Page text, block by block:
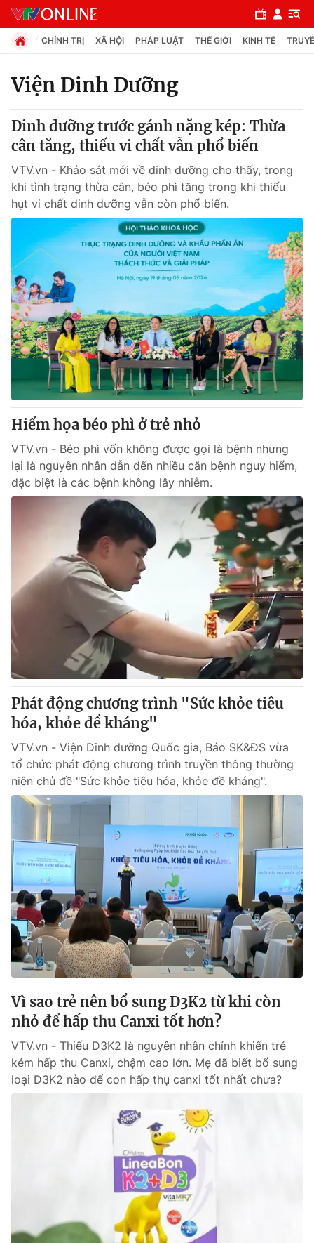
Chuyên mục
Chính trị
Xã hội
Pháp luật
Y tế
Thế giới
Tin tức
Thế giới đó đây
Câu chuyện quốc tế
Kinh tế
Tài chính
Thị trường
Góc doanh nghiệp
Dữ liệu và đời sống
Truyền hình
Phim VTV
Hậu trường
Giải sao mai
Giải trí
Điện ảnh
Làm đẹp
Chất lượng cuộc sống
Tuyển sinh
Học trực tuyến
Công nghệ
Hitech Công nghệ tương lai
Sản phẩm
Thị trường
Tư vấn
Giao lưu trực tuyến
Lịch phát sóng
Chuyên mục khác
Emagazine Podcast
Photo Infographic
Video Shorts video
VTV Money VTV Thể thao
VTV Sức khoẻ Bất động sản
Thị trường 24h Tấm lòng Việt
VTV4 Vươn mình bằng AI
Liên hệ tòa soạn English
Cơ quan chủ quản:
Đài Truyền hình Việt Nam
CHÍNH TRỊ XÃ HỘI PHÁP LUẬT THẾ GIỚI KINH TẾ
Viện Dinh Dưỡng
Dinh dưỡng trước gánh nặng kép: Thừa
cân tăng, thiếu vi chất vẫn phổ biến
VTV.vn - Khảo sát mới về dinh dưỡng cho thấy, trong
khi tình trạng thừa cân, béo phì tăng trong khi thiếu
hụt vi chất dinh dưỡng vẫn còn phổ biến.
Hiểm họa béo phì ở trẻ nhỏ
VTV.vn - Béo phì vốn không được gọi là bệnh nhưng
lại là nguyên nhân dẫn đến nhiều căn bệnh nguy hiểm,
đặc biệt là các bệnh không lây nhiễm.
Phát động chương trình "Sức khỏe tiêu
hóa, khỏe đề kháng"
VTV.vn - Viện Dinh dưỡng Quốc gia, Báo SK&ĐS vừa
tổ chức phát động chương trình truyền thông thường
niên chủ đề "Sức khỏe tiêu hóa, khỏe đề kháng".
Vì sao trẻ nên bổ sung D3K2 từ khi còn
nhỏ để hấp thu Canxi tốt hơn?
VTV.vn - Thiếu D3K2 là nguyên nhân chính khiến trẻ
kém hấp thu Canxi, chậm cao lớn. Mẹ đã biết bổ sung
loại D3K2 nào để con hấp thụ canxi tốt nhất chưa?